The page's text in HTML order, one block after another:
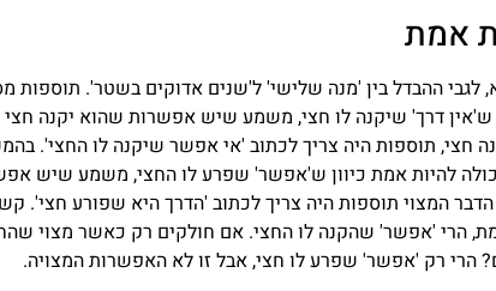
אמת
לגבי ההבדל בין 'מנה שלישי' ל'שנים אדוקים בשטר'. תוספות
ש'אין דרך' שיקנה לו חצי, משמע שיש אפשרות שהוא יקנה
חצי, תוספות היה צריך לכתוב 'אי אפשר שיקנה לו החצי'.
להיות אמת כיוון ש'אפשר' שפרע לו החצי, משמע שיש
המצוי תוספות היה צריך לכתוב 'הדרך היא שפורע חצי'.
הרי 'אפשר' שהקנה לו החצי. אם חולקים רק כאשר מצוי
הרי רק 'אפשר' שפרע לו חצי, אבל זו לא האפשרות המצויה.